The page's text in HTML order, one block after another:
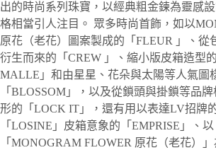
出的時尚系列珠寶，以經典粗金鍊為靈感
格相當引人注目。 眾多時尚首飾，如以
原花（老花）圖案製成的「FLEUR 」、從
衍生而來的「CREW 」、縮小版皮箱造型
MALLE」和由星星、花朵與太陽等人氣圖
「BLOSSOM」，以及從鎖頭與掛鎖等品
形的「LOCK IT」，還有用以表達LV招牌
「LOSINE」皮箱意象的「EMPRISE」、以
「MONOGRAM FLOWER 原花（老花）